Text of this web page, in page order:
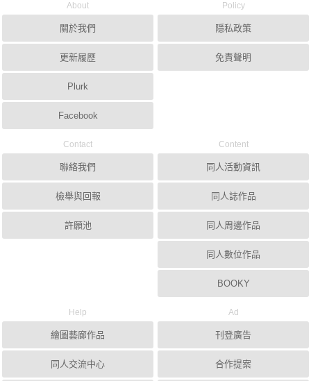
About
關於我們
更新履歷
Plurk
Facebook
Policy
隱私政策
免責聲明
Contact
聯絡我們
檢舉與回報
許願池
Content
同人活動資訊
同人誌作品
同人周邊作品
同人數位作品
BOOKY
Help
繪圖藝廊作品
同人交流中心
Ad
刊登廣告
合作提案